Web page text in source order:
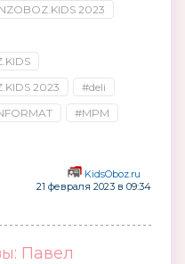
2023
2023
#deli
#MPM
KidsOboz.ru
21 февраля 2023 в 09:34
Павел